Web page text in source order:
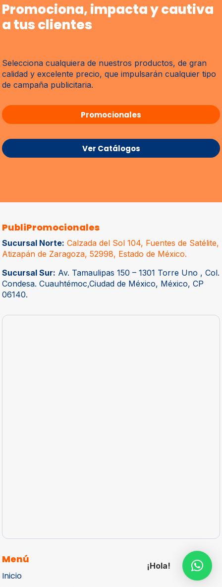
Promociona, impacta y cautiva
a tus clientes
Selecciona cualquiera de nuestros productos, de gran
calidad y excelente precio, que impulsarán cualquier tipo
de campaña publicitaria.
Promocionales
Ver Catálogos
PubliPromocionales
Sucursal Norte: Calzada del Sol 104, Fuentes de Satélite,
Atizapán de Zaragoza, 52998, Estado de México.
Sucursal Sur: Av. Tamaulipas 150 – 1301 Torre Uno , Col.
Condesa. Cuauhtémoc,Ciudad de México, México, CP
06140.
Menú
Inicio
¡Hola!